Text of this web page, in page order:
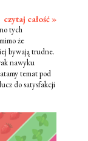
czytaj całość »
tych
że
bywają trudne.
nawyku
temat pod
do satysfakcji